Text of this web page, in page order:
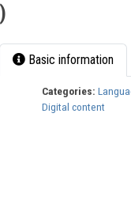
Basic information
Categories:
Digital content